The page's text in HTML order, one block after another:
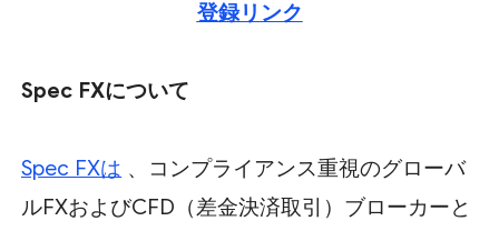
登録リンク
Spec FXについて
Spec FXは 、コンプライアンス重視のグローバ
ルFXおよびCFD（差金決済取引）ブローカーと